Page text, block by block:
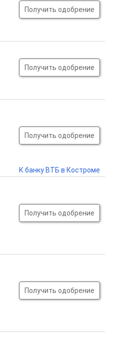
Получить одобрение
Получить одобрение
Получить одобрение
К банку ВТБ в Костроме
Получить одобрение
Получить одобрение